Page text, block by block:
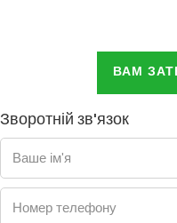
ВАМ
Зворотній зв'язок
Ваше ім'я
Номер телефону